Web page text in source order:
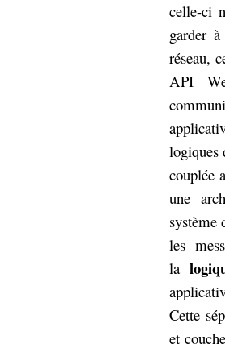
celle-ci
garder
réseau,
API
logiques
couplée
une
système
les
la
Cette
et